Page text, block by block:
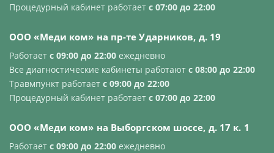
Процедурный кабинет работает с 07:00 до 22:00
OOO «Меди ком» на пр-те Ударников, д. 19
Работает с 09:00 до 22:00 ежедневно
Все диагностические кабинеты работают с 08:00 до 22:00
Травмпункт работает с 09:00 до 22:00
Процедурный кабинет работает с 07:00 до 22:00
OOO «Меди ком» на Выборгском шоссе, д. 17 к. 1
Работает с 09:00 до 22:00 ежедневно